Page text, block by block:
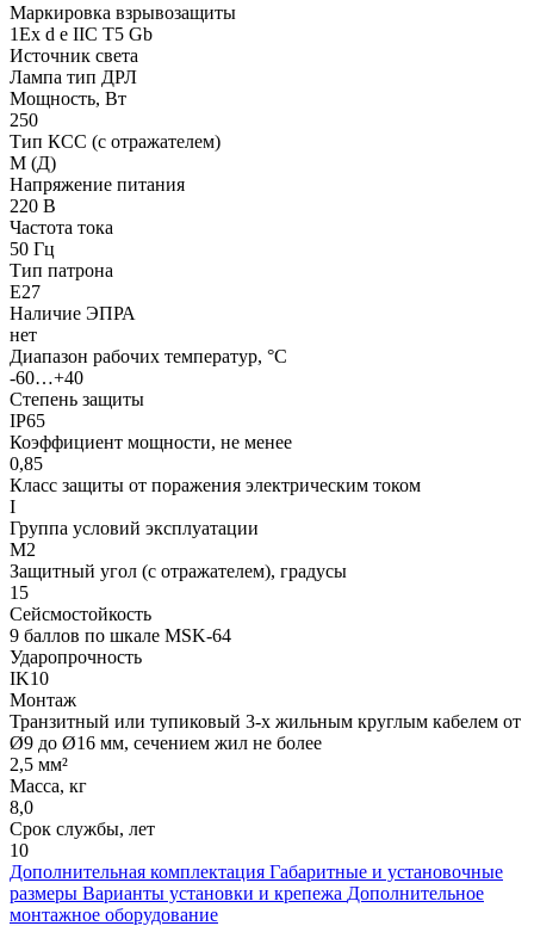
Маркировка взрывозащиты
1Ех d е IIC T5 Gb
Источник света
Лампа тип ДРЛ
Мощность, Вт
250
Тип КСС (с отражателем)
М (Д)
Напряжение питания
220 В
Частота тока
50 Гц
Тип патрона
Е27
Наличие ЭПРА
нет
Диапазон рабочих температур, °С
-60…+40
Степень защиты
IP65
Коэффициент мощности, не менее
0,85
Класс защиты от поражения электрическим током
I
Группа условий эксплуатации
М2
Защитный угол (с отражателем), градусы
15
Сейсмостойкость
9 баллов по шкале МSK-64
Ударопрочность
IK10
Монтаж
Транзитный или тупиковый 3-х жильным круглым кабелем от
Ø9 до Ø16 мм, сечением жил не более
2,5 мм²
Масса, кг
8,0
Срок службы, лет
10
Дополнительная комплектация Габаритные и установочные
размеры Варианты установки и крепежа Дополнительное
монтажное оборудование